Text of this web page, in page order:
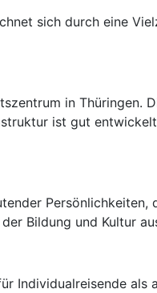
sich durch eine
in Thüringen.
ist gut
Bildung und Kultur
Individualreisende